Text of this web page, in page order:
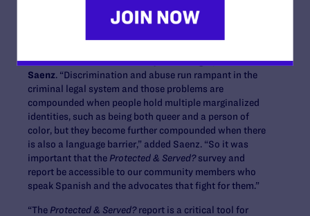
including LGBTQ+ people and people living with HIV,
andProtected & Served?Project Manager, Richard
Saenz. “Discrimination and abuse run rampant in the
criminal legal system and those problems are
compounded when people hold multiple marginalized
identities, such as being both queer and a person of
color, but they become further compounded when there
is also a language barrier,” added Saenz. “So it was
important that the Protected & Served?survey and
report be accessible to our community members who
speak Spanish and the advocates that fight for them.”
“The Protected & Served?report is a critical tool for